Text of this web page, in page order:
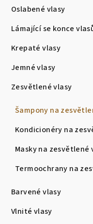
Oslabené vlasy
Lámající se konce
Krepaté vlasy
Jemné vlasy
Zesvětlené vlasy
Šampony na
Kondicionéry na
Masky na zesvětlené
Termoochrany na
Barvené vlasy
Vlnité vlasy